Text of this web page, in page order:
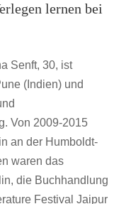
lernen bei
Senft, 30, ist
(Indien) und
Von 2009-2015
an der Humboldt-
waren das
die Buchhandlung
Festival Jaipur